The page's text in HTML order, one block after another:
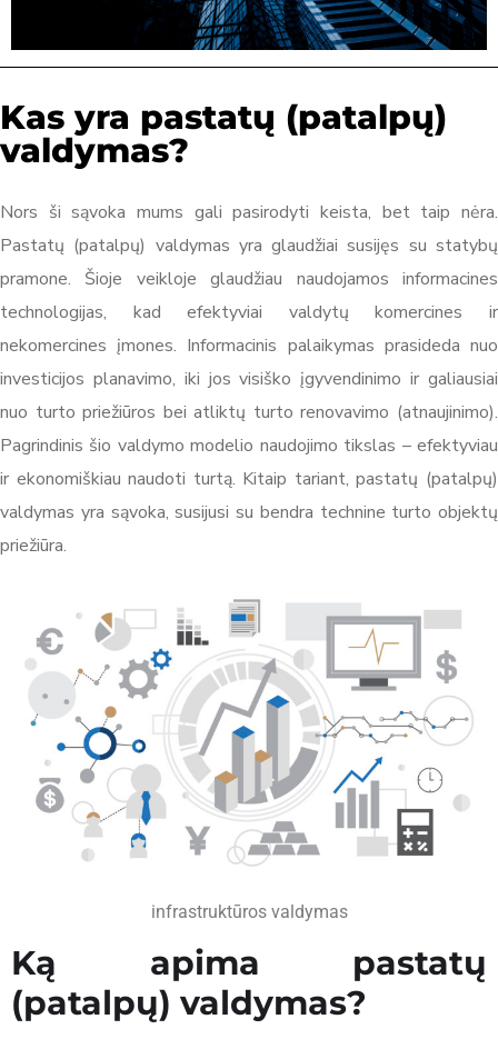
Kas yra pastatų (patalpų)
valdymas?
Nors ši sąvoka mums gali pasirodyti keista, bet taip nėra.
Pastatų (patalpų) valdymas yra glaudžiai susijęs su statybų
pramone. Šioje veikloje glaudžiau naudojamos informacines
technologijas, kad efektyviai valdytų komercines ir
nekomercines įmones. Informacinis palaikymas prasideda nuo
investicijos planavimo, iki jos visiško įgyvendinimo ir galiausiai
nuo turto priežiūros bei atliktų turto renovavimo (atnaujinimo).
Pagrindinis šio valdymo modelio naudojimo tikslas – efektyviau
ir ekonomiškiau naudoti turtą. Kitaip tariant, pastatų (patalpų)
valdymas yra sąvoka, susijusi su bendra technine turto objektų
priežiūra.
infrastruktūros valdymas
Ką apima pastatų
(patalpų) valdymas?